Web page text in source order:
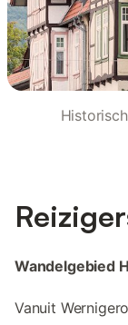
Wandelgebied
Vanuit